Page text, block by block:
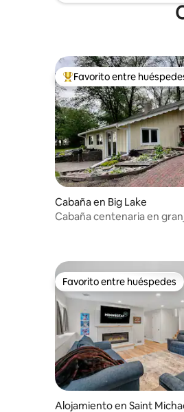
Favorito entre huéspedes
Favorito entre
Cabaña en Big Lake
Cabaña centenaria en
Favorito entre huéspedes
Favorito entre huéspedes
Alojamiento en Saint